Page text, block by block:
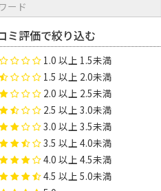
ミ評価で絞り込む
1.0 以上 1.5未満
1.5 以上 2.0未満
2.0 以上 2.5未満
2.5 以上 3.0未満
3.0 以上 3.5未満
3.5 以上 4.0未満
4.0 以上 4.5未満
4.5 以上 5.0未満